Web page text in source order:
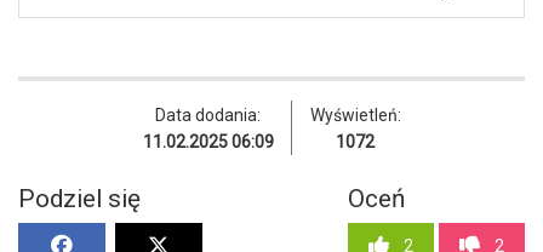
Data dodania:
11.02.2025 06:09
Wyświetleń:
1072
Podziel się Oceń
2 2